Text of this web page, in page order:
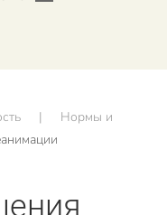
Нормы и